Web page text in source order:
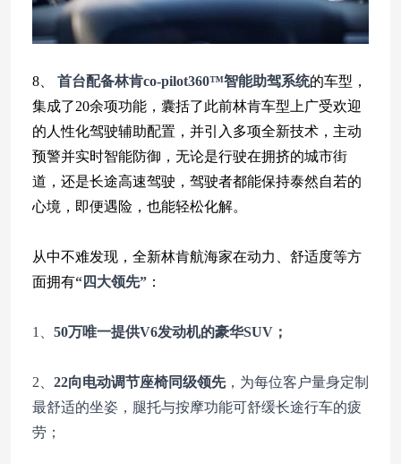
8、 首台配备林肯co-pilot360™智能助驾系统的车型，
集成了20余项功能，囊括了此前林肯车型上广受欢迎
的人性化驾驶辅助配置，并引入多项全新技术，主动
预警并实时智能防御，无论是行驶在拥挤的城市街
道，还是长途高速驾驶，驾驶者都能保持泰然自若的
心境，即便遇险，也能轻松化解。
从中不难发现，全新林肯航海家在动力、舒适度等方
面拥有“四大领先” ：
1、 50万唯一提供V6发动机的豪华SUV；
2、 22向电动调节座椅同级领先，为每位客户量身定制
最舒适的坐姿，腿托与按摩功能可舒缓长途行车的疲
劳；